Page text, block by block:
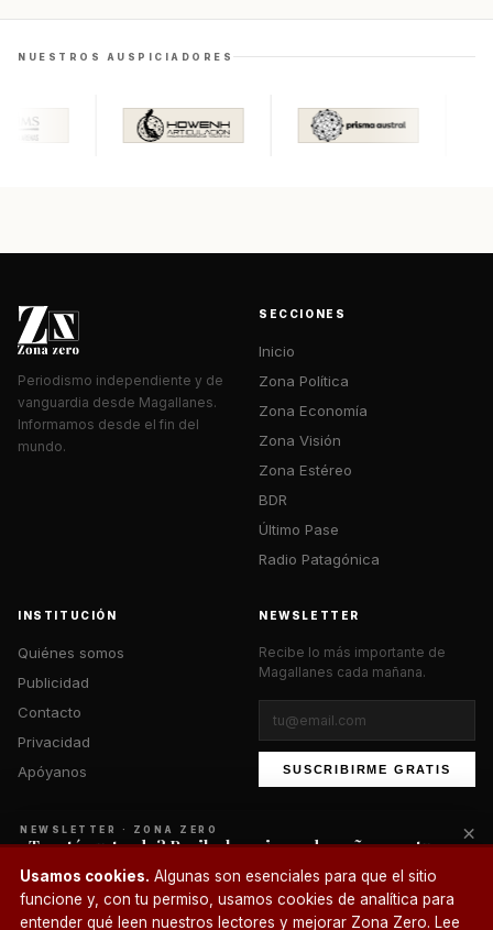
NUESTROS AUSPICIADORES
Periodismo independiente y de
vanguardia desde Magallanes.
Informamos desde el fin del
mundo.
SECCIONES
Inicio
Zona Política
Zona Economía
Zona Visión
Zona Estéreo
BDR
Último Pase
Radio Patagónica
INSTITUCIÓN
Quiénes somos
Publicidad
Contacto
Privacidad
Apóyanos
NEWSLETTER
Recibe lo más importante de
Magallanes cada mañana.
SUSCRIBIRME GRATIS
© 2026 Zona Zero Media. Todos los derechos reservados.
Usamos cookies. Algunas son esenciales para que el sitio
funcione y, con tu permiso, usamos cookies de analítica para
entender qué leen nuestros lectores y mejorar Zona Zero. Lee
¿Un café?
NEWSLETTER · ZONA ZERO
¿Te está gustando? Recibe lo mejor cada mañana en tu
correo.
SUSCRIBIRME
×